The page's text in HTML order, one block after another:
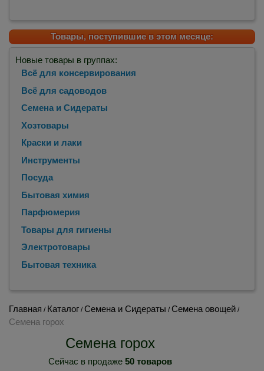
Товары, поступившие в этом месяце:
Новые товары в группах:
Всё для консервирования
Всё для садоводов
Семена и Сидераты
Хозтовары
Краски и лаки
Инструменты
Посуда
Бытовая химия
Парфюмерия
Товары для гигиены
Электротовары
Бытовая техника
Главная / Каталог /Семена и Сидераты /Семена овощей /
Семена горох
Семена горох
Сейчас в продаже 50 товаров